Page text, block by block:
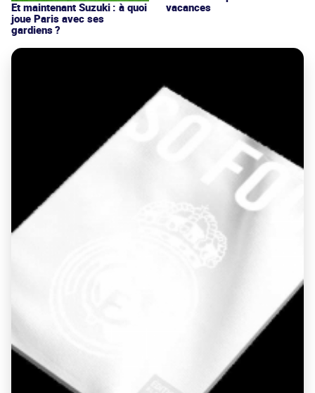
Et maintenant Suzuki : à quoi
joue Paris avec ses
gardiens ?
vacances